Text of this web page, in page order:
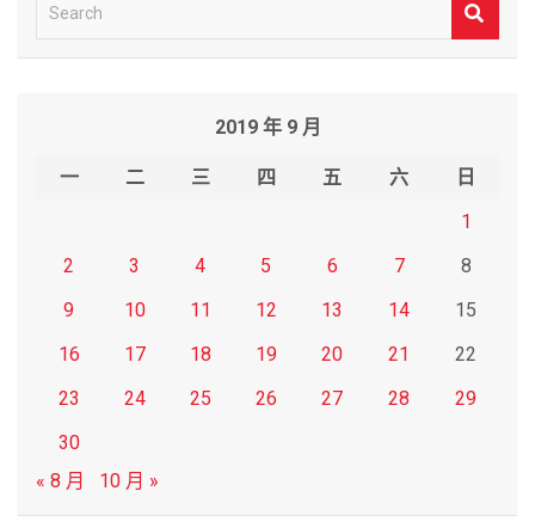
e
2019 年 9 月
一 二 三 四 五 六
日
1
2
3 4 5 6 7
8
9
10 11 12 13 14
15
16
17 18 19 20 21
22
23
24 25 26 27 28
29
30
« 8 月
10 月 »